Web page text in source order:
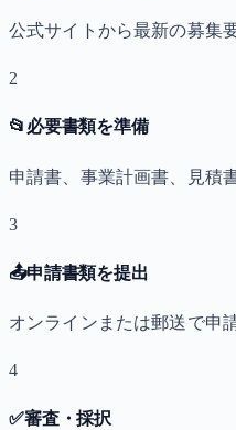
公式サイトから最新の募集
2
📂 必要書類を準備
申請書、事業計画書、見積
3
📤申請書類を提出
オンラインまたは郵送で申
4
✅審査・採択